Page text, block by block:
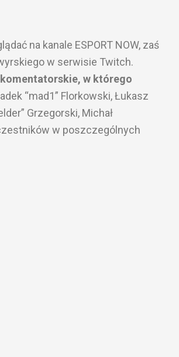
na kanale ESPORT NOW, zaś
w serwisie Twitch.
w którego
“mad1” Florkowski, Łukasz
Grzegorski, Michał
w poszczególnych